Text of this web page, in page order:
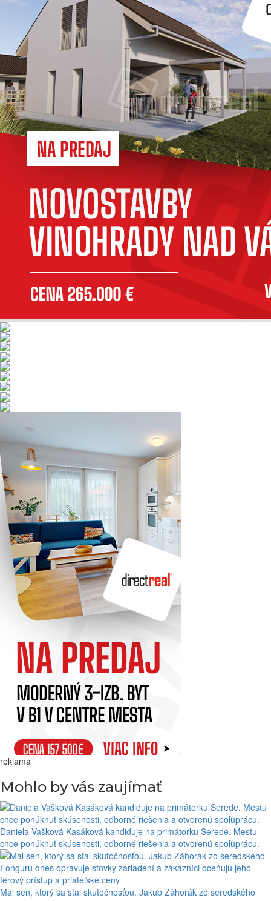
reklama
Mohlo by vás zaujímať
Daniela Vašková Kasáková kandiduje na primátorku Serede. Mestu
chce ponúknuť skúsenosti, odborné riešenia a otvorenú spoluprácu.
Mal sen, ktorý sa stal skutočnosťou. Jakub Záhorák zo seredského